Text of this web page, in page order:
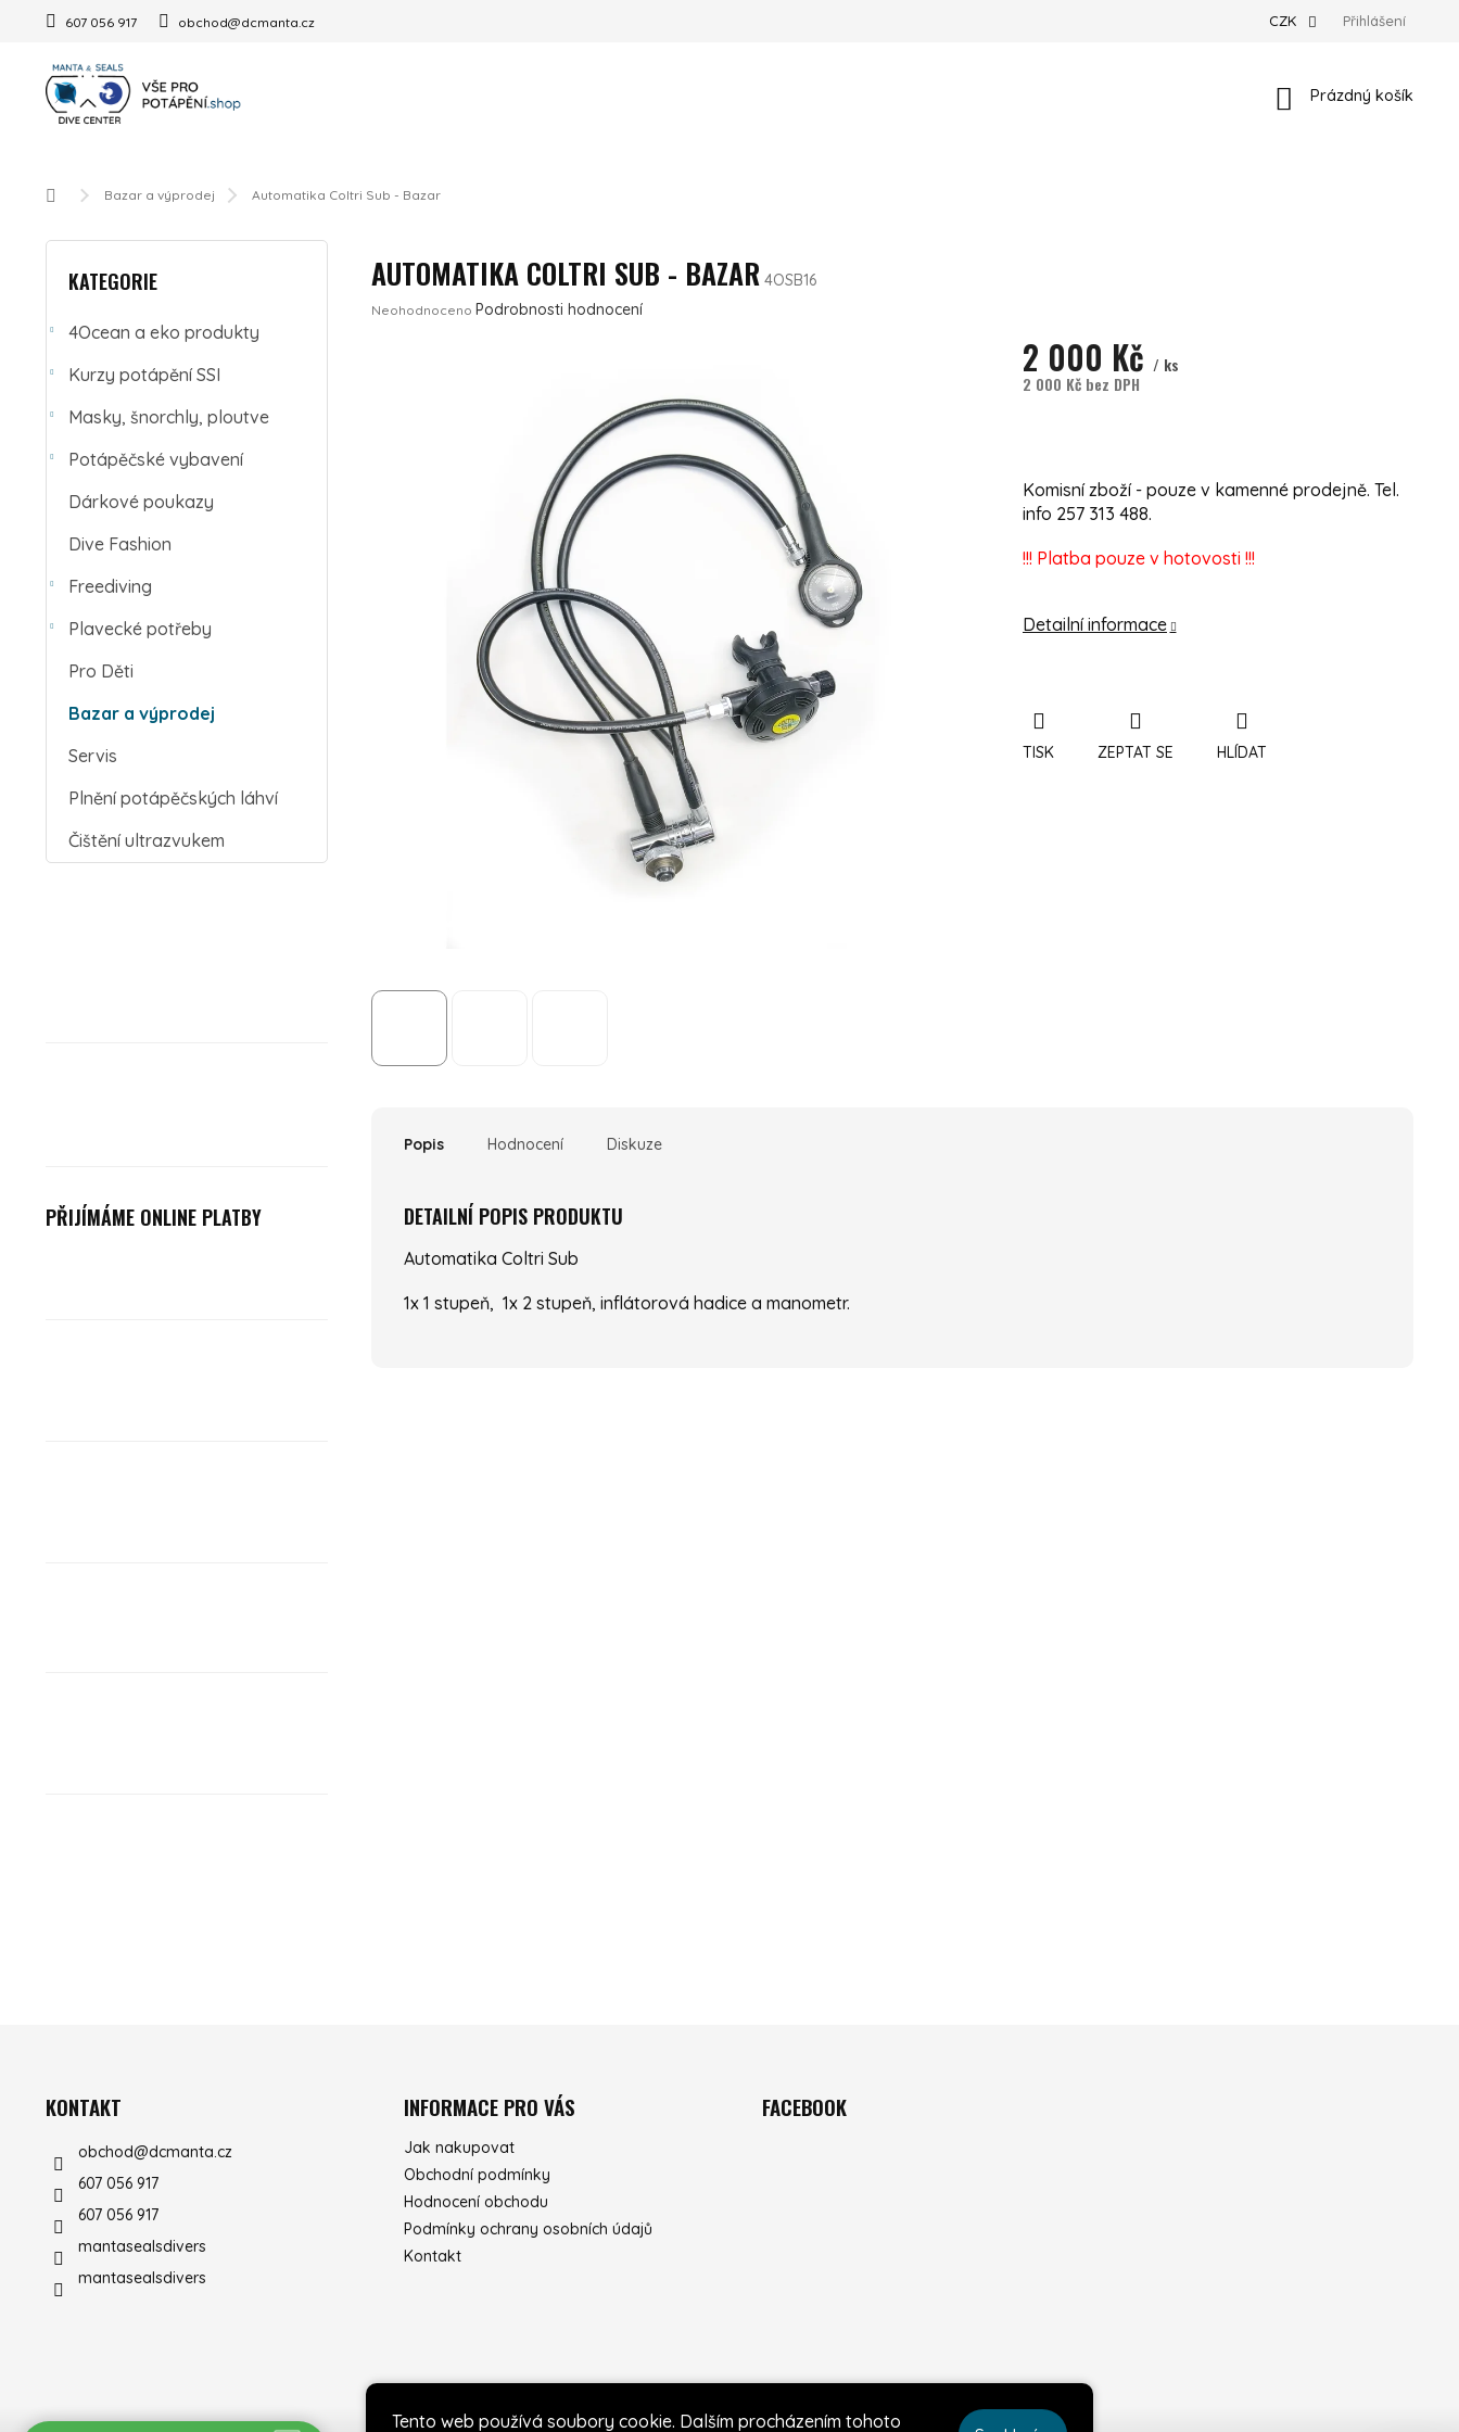
Tento web používá soubory cookie. Dalším procházením tohoto
607 056 917 obchod@dcmanta.cz CZK Přihlášení
Nákupní košík
Prázdný košík
Domů Bazar a výprodej Automatika Coltri Sub - Bazar
POSTRANNÍ PANEL
KATEGORIE
4Ocean a eko produkty
Kurzy potápění SSI
Masky, šnorchly, ploutve
Potápěčské vybavení
Dárkové poukazy
Dive Fashion
Freediving
Plavecké potřeby
Pro Děti
Bazar a výprodej
Servis
Plnění potápěčských láhví
Čištění ultrazvukem
PŘIJÍMÁME ONLINE PLATBY
AUTOMATIKA COLTRI SUB - BAZAR 4OSB16
Průměrné hodnocení produktu je 0,0 z 5 hvězdiček.
Neohodnoceno Podrobnosti hodnocení
2 000 Kč / ks
2 000 Kč bez DPH
Komisní zboží - pouze v kamenné prodejně. Tel.
info 257 313 488.
!!! Platba pouze v hotovosti !!!
Detailní informace
TISK ZEPTAT SE HLÍDAT
Popis Hodnocení Diskuze
DETAILNÍ POPIS PRODUKTU
Automatika Coltri Sub
1x 1 stupeň, 1x 2 stupeň, inflátorová hadice a manometr.
KONTAKT
obchod@dcmanta.cz
607 056 917
607 056 917
mantasealsdivers
mantasealsdivers
INFORMACE PRO VÁS
Jak nakupovat
Obchodní podmínky
Hodnocení obchodu
Podmínky ochrany osobních údajů
Kontakt
FACEBOOK